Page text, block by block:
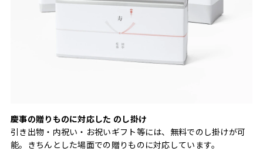
慶事の贈りものに対応した のし掛け
引き出物・内祝い・お祝いギフト等には、無料でのし掛けが可
能。きちんとした場面での贈りものに対応しています。